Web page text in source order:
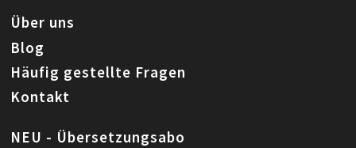
Über uns
Blog
Häufig gestellte Fragen
Kontakt
NEU - Übersetzungsabo